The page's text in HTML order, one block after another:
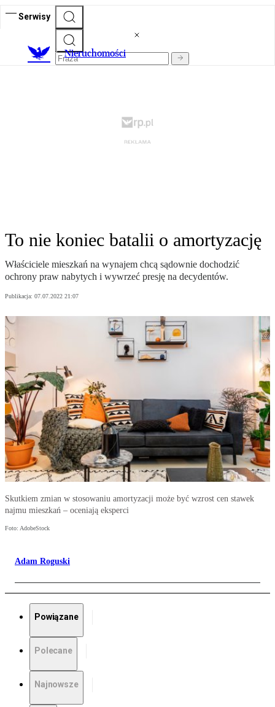
Serwisy
Nieruchomości
To nie koniec batalii o amortyzację
Właściciele mieszkań na wynajem chcą sądownie dochodzić
ochrony praw nabytych i wywrzeć presję na decydentów.
Publikacja: 07.07.2022 21:07
Skutkiem zmian w stosowaniu amortyzacji może być wzrost cen stawek
najmu mieszkań – oceniają eksperci
Foto: AdobeStock
Adam Roguski
Powiązane
Polecane
Najnowsze